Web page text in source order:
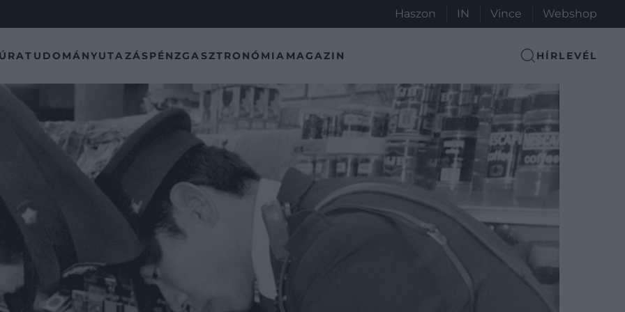
Haszon IN Vince Webshop
TUDOMÁNYUTAZÁSPÉNZGASZTRONÓMIA MAGAZIN HÍRLEVÉL